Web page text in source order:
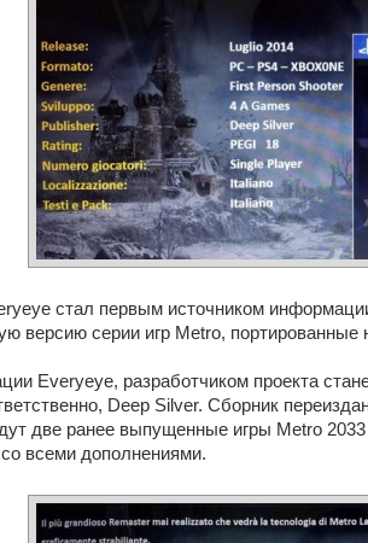
стал первым источником
версию серии игр Metro, портированные
Everyeye, разработчиком проекта
Deep Silver. Сборник
две ранее выпущенные игры Metro
всеми дополнениями.